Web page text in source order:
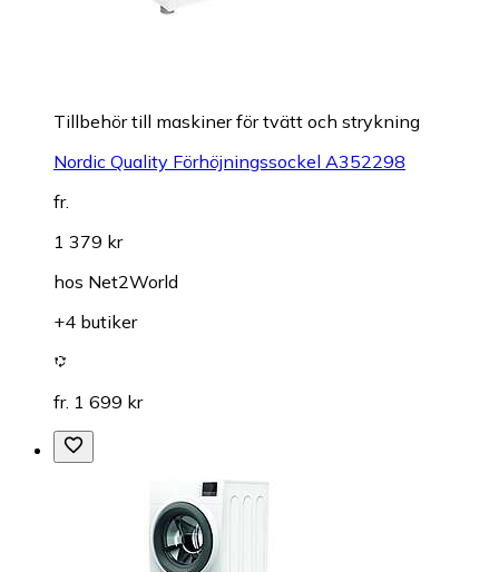
Tillbehör till maskiner för tvätt och strykning
Nordic Quality Förhöjningssockel A352298
fr.
1 379 kr
hos Net2World
+4 butiker
fr. 1 699 kr